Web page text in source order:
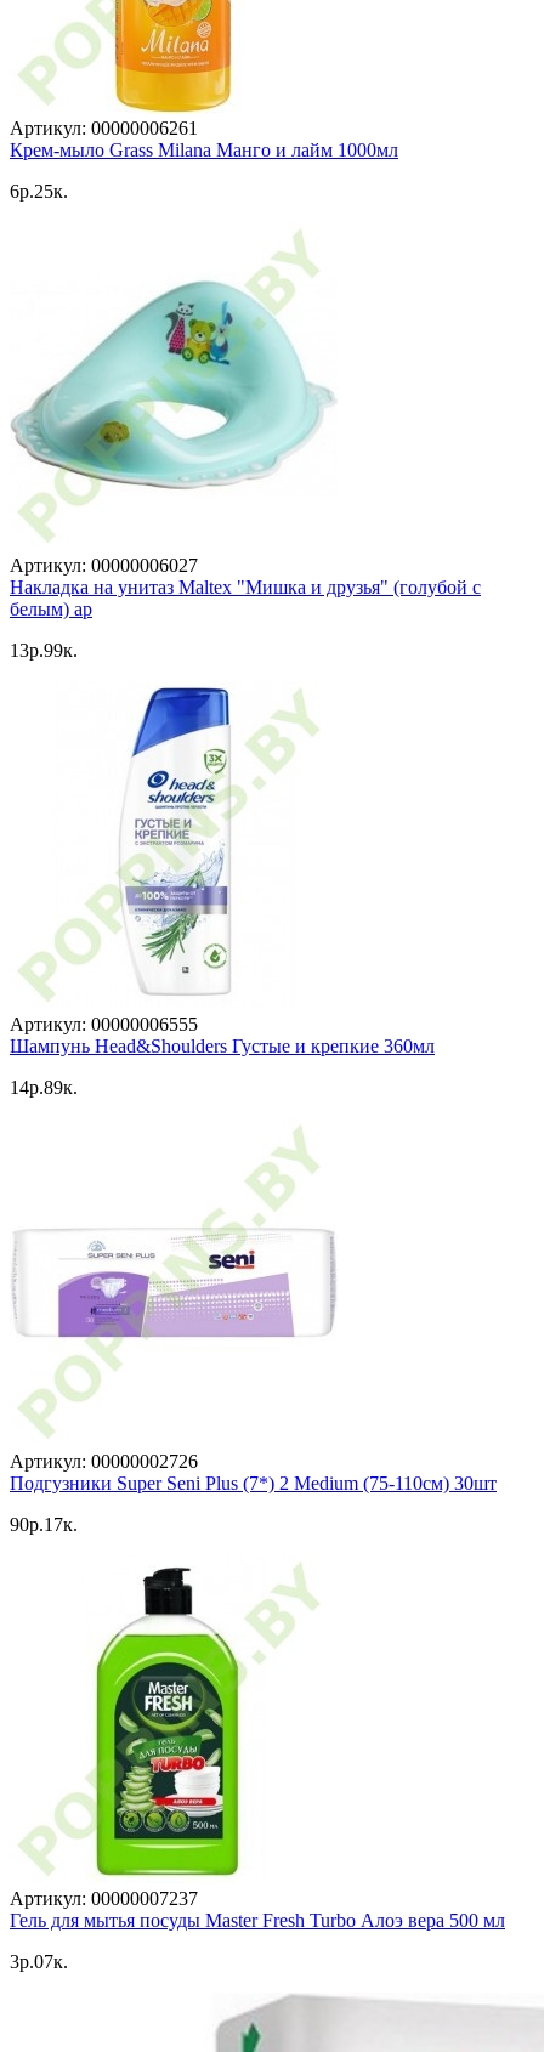
Артикул: 00000006261
Крем-мыло Grass Milana Манго и лайм 1000мл
6p.25к.
Артикул: 00000006027
Накладка на унитаз Maltex "Мишка и друзья" (голубой с
белым) ар
13p.99к.
Артикул: 00000006555
Шампунь Head&Shoulders Густые и крепкие 360мл
14p.89к.
Артикул: 00000002726
Подгузники Super Seni Plus (7*) 2 Medium (75-110см) 30шт
90p.17к.
Артикул: 00000007237
Гель для мытья посуды Master Fresh Turbo Алоэ вера 500 мл
3p.07к.